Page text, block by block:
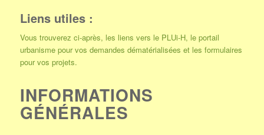
Liens utiles :
Vous trouverez ci-après, les liens vers le PLUi-H, le portail
urbanisme pour vos demandes dématérialisées et les formulaires
pour vos projets.
INFORMATIONS
GÉNÉRALES